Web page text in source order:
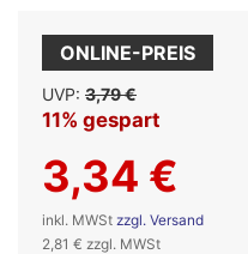
ONLINE-PREIS
UVP: 3,79 €
11% gespart
3,34 €
inkl. MWSt zzgl. Versand
2,81 € zzgl. MWSt